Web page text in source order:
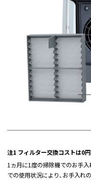
注1 フィルター交換コストは0円
1ヵ月に1度の掃除機でのお手入
での使用状況により、お手入れ